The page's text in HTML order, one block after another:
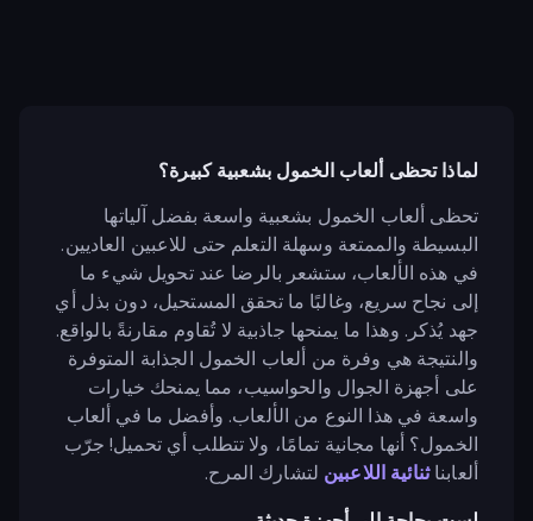
لماذا تحظى ألعاب الخمول بشعبية كبيرة؟
تحظى ألعاب الخمول بشعبية واسعة بفضل آلياتها
البسيطة والممتعة وسهلة التعلم حتى للاعبين العاديين.
في هذه الألعاب، ستشعر بالرضا عند تحويل شيء ما
إلى نجاح سريع، وغالبًا ما تحقق المستحيل، دون بذل أي
جهد يُذكر. وهذا ما يمنحها جاذبية لا تُقاوم مقارنةً بالواقع.
والنتيجة هي وفرة من ألعاب الخمول الجذابة المتوفرة
على أجهزة الجوال والحواسيب، مما يمنحك خيارات
واسعة في هذا النوع من الألعاب. وأفضل ما في ألعاب
الخمول؟ أنها مجانية تمامًا، ولا تتطلب أي تحميل! جرّب
ألعابناثنائية اللاعبين لتشارك المرح.